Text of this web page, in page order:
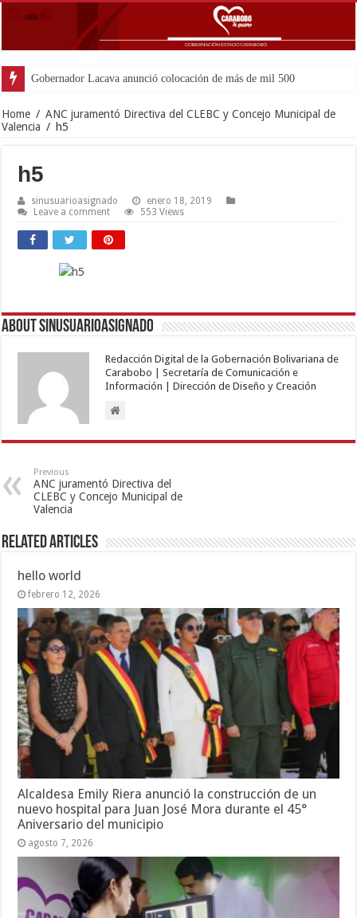
Home / ANC juramentó Directiva del CLEBC y Concejo Municipal de
Valencia / h5
h5
sinusuarioasignado
enero 18, 2019
Leave a comment
553 Views
About sinusuarioasignado
Redacción Digital de la Gobernación Bolivariana de
Carabobo | Secretaría de Comunicación e
Información | Dirección de Diseño y Creación
Previous
ANC juramentó Directiva del
CLEBC y Concejo Municipal de
Valencia
Related Articles
hello world
febrero 12, 2026
Alcaldesa Emily Riera anunció la construcción de un
nuevo hospital para Juan José Mora durante el 45°
Aniversario del municipio
agosto 7, 2026